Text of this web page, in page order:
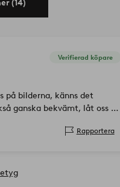
(14)
Verifierad köpare
på bilderna, känns det
ganska bekvämt, låt oss se
Rapportera